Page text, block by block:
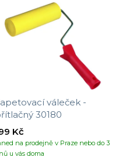
váleček -
30180
na prodejně v Praze nebo do 3
u vás doma
Kč